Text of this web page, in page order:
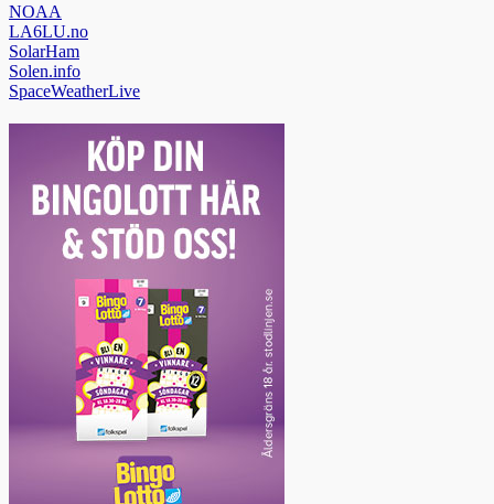
NOAA
LA6LU.no
SolarHam
Solen.info
SpaceWeatherLive